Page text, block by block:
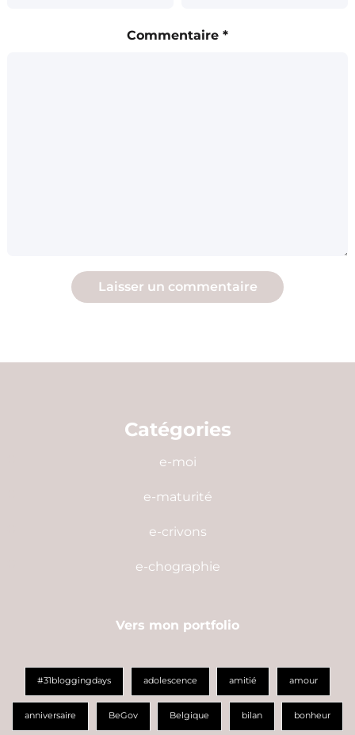
Commentaire *
Catégories
e-moi
e-maturité
e-crivons
e-chographie
Vers mon portfolio
#31bloggingdays adolescence amitié amour
anniversaire BeGov Belgique bilan bonheur